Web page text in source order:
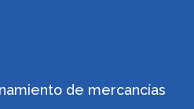
de mercancías